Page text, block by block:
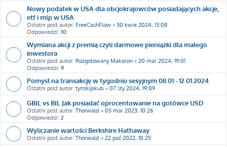
Nowy podatek w USA dla obcjokrajowców posiadających akcje,
etf i mlp w USA
Ostatni post autor: FreeCashFlow « 30 kwie 2024, 13:08
Odpowiedzi: 10
Wymiana akcji z premią czyli darmowe pieniążki dla małego
inwestora
Ostatni post autor: Rozgotowany Makaron « 20 mar 2024, 19:01
Odpowiedzi: 9
Pomysł na transakcję w tygodniu sesyjnym 08.01 - 12.01.2024
Ostatni post autor: tynskijakub « 07 sty 2024, 19:09
GBIL vs BIL Jak posiadać oprocentowanie na gotówce USD
Ostatni post autor: Thorwald « 05 mar 2023, 10:26
Odpowiedzi: 2
Wyliczanie wartości Berkshire Hathaway
Ostatni post autor: Thorwald « 22 paź 2022, 10:25